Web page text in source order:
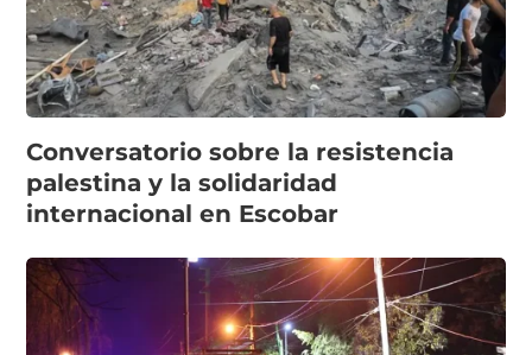
Conversatorio sobre la resistencia
palestina y la solidaridad
internacional en Escobar